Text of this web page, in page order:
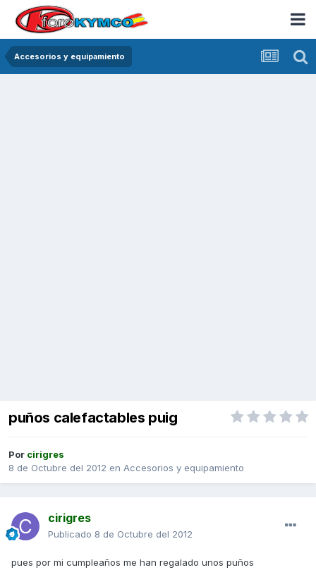
Accesorios y equipamiento
puños calefactables puig
Por cirigres
8 de Octubre del 2012 en Accesorios y equipamiento
cirigres
Publicado 8 de Octubre del 2012
pues por mi cumpleaños me han regalado unos puños